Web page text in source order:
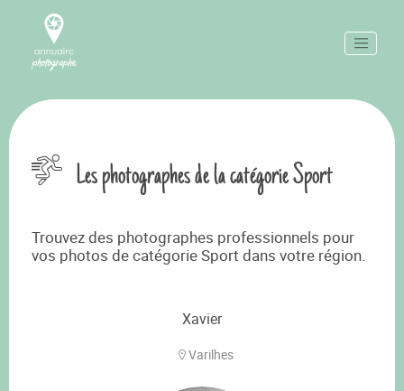
Les photographes de la catégorie Sport
Trouvez des photographes professionnels pour
vos photos de catégorie Sport dans votre région.
Xavier
Varilhes